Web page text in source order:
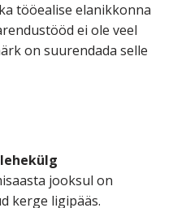
tööealise elanikkonna
ei ole veel
on suurendada selle
jooksul on
kerge ligipääs.